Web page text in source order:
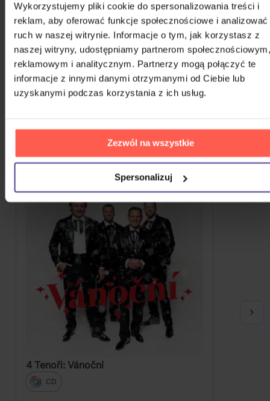
Wykorzystujemy pliki cookie do spersonalizowania treści i
reklam, aby oferować funkcje społecznościowe i analizować
ruch w naszej witrynie. Informacje o tym, jak korzystasz z
naszej witryny, udostępniamy partnerom społecznościowym,
reklamowym i analitycznym. Partnerzy mogą połączyć te
informacje z innymi danymi otrzymanymi od Ciebie lub
uzyskanymi podczas korzystania z ich usług.
Zezwól na wszystkie
Spersonalizuj
Piano Sonata No. 8 in C Minor, Op. 13
"Pathétique":
II. Adagio cantabile
Sprawdźcie, co jeszcze możecie sobie pozwolić.
4 Tenoři: Vánoční
CD